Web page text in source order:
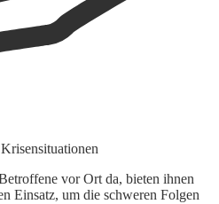
vor Ort da, bieten ihnen
Einsatz, um die schweren Folgen